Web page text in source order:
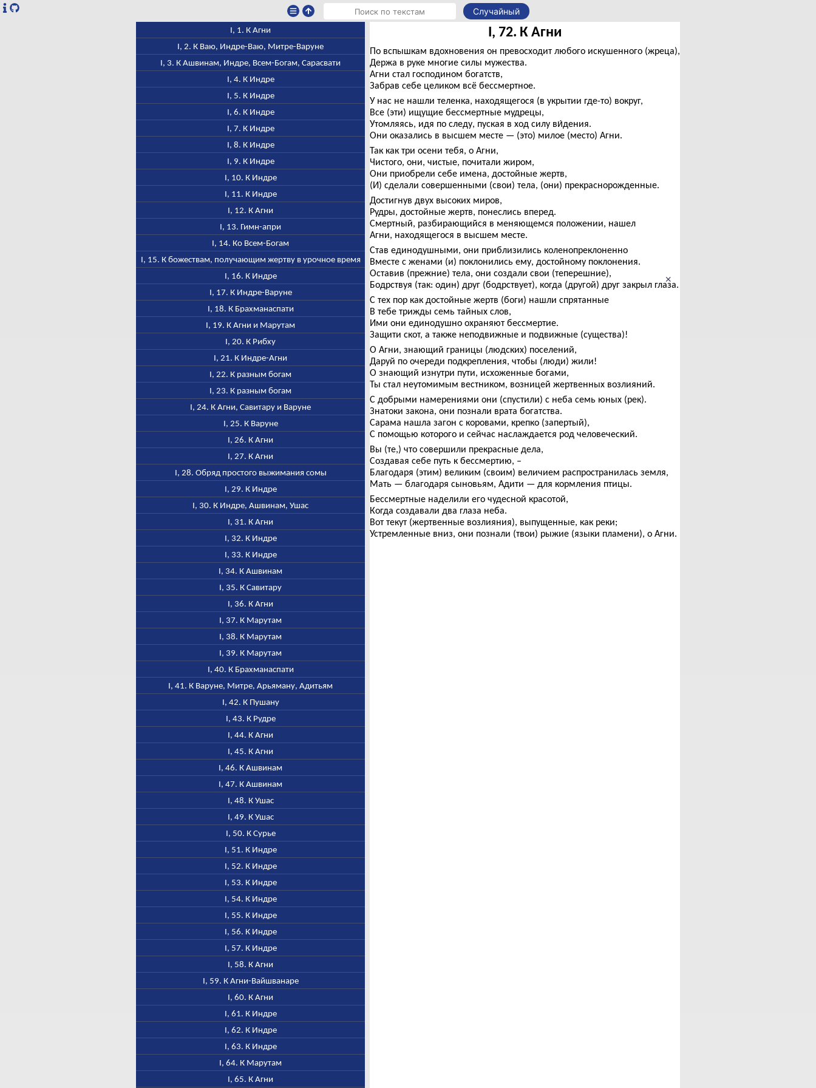
Случайный
I, 1. К Агни
I, 2. К Ваю, Индре-Ваю, Митре-Варуне
I, 3. К Ашвинам, Индре, Всем-Богам, Сарасвати
I, 4. К Индре
I, 5. К Индре
I, 6. К Индре
I, 7. К Индре
I, 8. К Индре
I, 9. К Индре
I, 10. К Индре
I, 11. К Индре
I, 12. К Агни
I, 13. Гимн-апри
I, 14. Ко Всем-Богам
I, 15. К божествам, получающим жертву в урочное время
I, 16. К Индре
I, 17. К Индре-Варуне
I, 18. К Брахманаспати
I, 19. К Агни и Марутам
I, 20. К Рибху
I, 21. К Индре-Агни
I, 22. К разным богам
I, 23. К разным богам
I, 24. К Агни, Савитару и Варуне
I, 25. К Варуне
I, 26. К Агни
I, 27. К Агни
I, 28. Обряд простого выжимания сомы
I, 29. К Индре
I, 30. К Индре, Ашвинам, Ушас
I, 31. К Агни
I, 32. К Индре
I, 33. К Индре
I, 34. К Ашвинам
I, 35. К Савитару
I, 36. К Агни
I, 37. К Марутам
I, 38. К Марутам
I, 39. К Марутам
I, 40. К Брахманаспати
I, 41. К Варуне, Митре, Арьяману, Адитьям
I, 42. К Пушану
I, 43. К Рудре
I, 44. К Агни
I, 45. К Агни
I, 46. К Ашвинам
I, 47. К Ашвинам
I, 48. К Ушас
I, 49. К Ушас
I, 50. К Сурье
I, 51. К Индре
I, 52. К Индре
I, 53. К Индре
I, 54. К Индре
I, 55. К Индре
I, 56. К Индре
I, 57. К Индре
I, 58. К Агни
I, 59. К Агни-Вайшванаре
I, 60. К Агни
I, 61. К Индре
I, 62. К Индре
I, 63. К Индре
I, 64. К Марутам
I, 65. К Агни
×
I, 72. К Агни
По вспышкам вдохновения он превосходит любого искушенного (жреца),
Держа в руке многие силы мужества.
Агни стал господином богатств,
Забрав себе целиком всё бессмертное.
У нас не нашли теленка, находящегося (в укрытии где-то) вокруг,
Все (эти) ищущие бессмертные мудрецы,
Утомляясь, идя по следу, пуская в ход силу ви́дения.
Они оказались в высшем месте — (это) милое (место) Агни.
Так как три осени тебя, о Агни,
Чистого, они, чистые, почитали жиром,
Они приобрели себе имена, достойные жертв,
(И) сделали совершенными (свои) тела, (они) прекраснорожденные.
Достигнув двух высоких миров,
Рудры, достойные жертв, понеслись вперед.
Смертный, разбирающийся в меняющемся положении, нашел
Агни, находящегося в высшем месте.
Став единодушными, они приблизились коленопреклоненно
Вместе с женами (и) поклонились ему, достойному поклонения.
Оставив (прежние) тела, они создали свои (теперешние),
Бодрствуя (так: один) друг (бодрствует), когда (другой) друг закрыл глаза.
С тех пор как достойные жертв (боги) нашли спрятанные
В тебе трижды семь тайных слов,
Ими они единодушно охраняют бессмертие.
Защити скот, а также неподвижные и подвижные (существа)!
О Агни, знающий границы (людских) поселений,
Даруй по очереди подкрепления, чтобы (люди) жили!
О знающий изнутри пути, исхоженные богами,
Ты стал неутомимым вестником, возницей жертвенных возлияний.
С добрыми намерениями они (спустили) с неба семь юных (рек).
Знатоки закона, они познали врата богатства.
Сарама нашла загон с коровами, крепко (запертый),
С помощью которого и сейчас наслаждается род человеческий.
Вы (те,) что совершили прекрасные дела,
Создавая себе путь к бессмертию, –
Благодаря (этим) великим (своим) величием распространилась земля,
Мать — благодаря сыновьям, Адити — для кормления птицы.
Бессмертные наделили его чудесной красотой,
Когда создавали два глаза неба.
Вот текут (жертвенные возлияния), выпущенные, как реки;
Устремленные вниз, они познали (твои) рыжие (языки пламени), о Агни.